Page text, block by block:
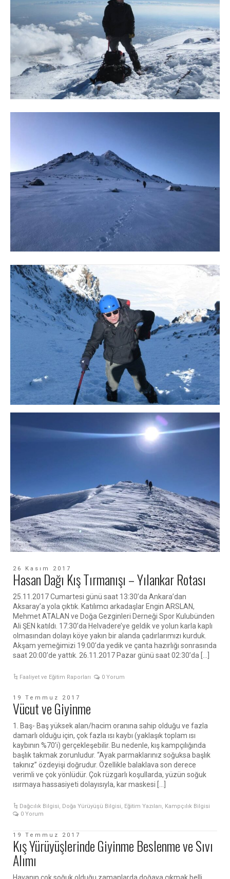
26 Kasım 2017
Hasan Dağı Kış Tırmanışı – Yılankar Rotası
25.11.2017 Cumartesi günü saat 13:30’da Ankara’dan
Aksaray’a yola çıktık. Katılımcı arkadaşlar Engin ARSLAN,
Mehmet ATALAN ve Doğa Gezginleri Derneği Spor Kulubünden
Ali ŞEN katıldı. 17:30’da Helvadere’ye geldik ve yolun karla kaplı
olmasından dolayı köye yakın bir alanda çadırlarımızı kurduk.
Akşam yemeğimizi 19:00’da yedik ve çanta hazırlığı sonrasında
saat 20:00’de yattık. 26.11.2017 Pazar günü saat 02:30’da […]
Faaliyet ve Eğitim Raporları 0 Yorum
19 Temmuz 2017
Vücut ve Giyinme
1. Baş- Baş yüksek alan/hacim oranına sahip olduğu ve fazla
damarlı olduğu için, çok fazla ısı kaybı (yaklaşık toplam ısı
kaybının %70’i) gerçekleşebilir. Bu nedenle, kış kampçılığında
başlık takmak zorunludur. “Ayak parmaklarınız soğuksa başlık
takınız” özdeyişi doğrudur. Özellikle balaklava son derece
verimli ve çok yönlüdür. Çok rüzgarlı koşullarda, yüzün soğuk
ısırmaya hassasiyeti dolayısıyla, kar maskesi […]
Dağcılık Bilgisi, Doğa Yürüyüşü Bilgisi, Eğitim Yazıları, Kampçılık Bilgisi
0 Yorum
19 Temmuz 2017
Kış Yürüyüşlerinde Giyinme Beslenme ve Sıvı
Alımı